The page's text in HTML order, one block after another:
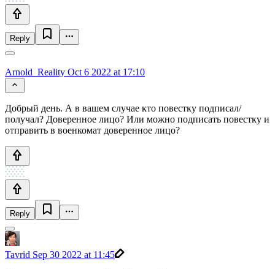
Reply
Arnold_Reality Oct 6 2022 at 17:10
Добрый день. А в вашем случае кто повестку подписал/
получал? Доверенное лицо? Или можно подписать повестку и
отправить в военкомат доверенное лицо?
Reply
Tavrid Sep 30 2022 at 11:45